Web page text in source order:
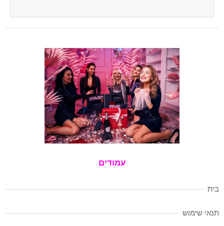
עמודים
בית
תנאי שימוש